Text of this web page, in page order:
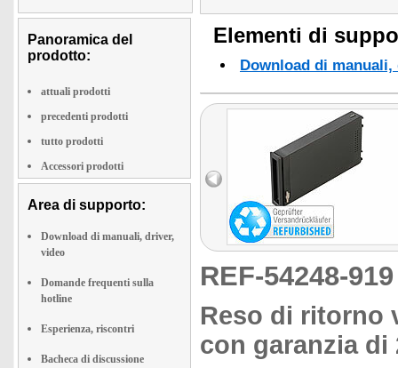
Panoramica del
prodotto:
attuali prodotti
precedenti prodotti
tutto prodotti
Accessori prodotti
Area di supporto:
Download di manuali, driver,
video
Domande frequenti sulla
hotline
Esperienza, riscontri
Bacheca di discussione
Elementi di
Download di
REF-54248-
Reso di ritorno
con garanzia di